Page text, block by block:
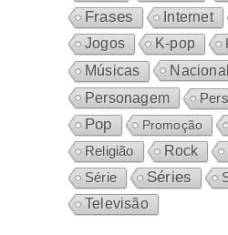
Frases Internet
Jogos
K-pop
Músicas Nacional
Personagem
Pop Promoção
Religião
Rock
Série Séries
Televisão